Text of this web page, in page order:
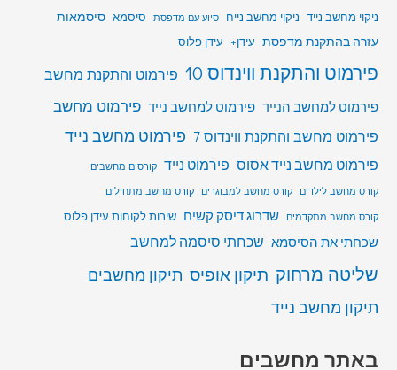
ניקוי מחשב נייד ניקוי מחשב נייח סיוע עם מדפסת סיסמא סיסמאות
עזרה בהתקנת מדפסת עידן+ עידן פלוס
פירמוט והתקנת ווינדוס 10 פירמוט והתקנת מחשב
פירמוט למחשב הנייד פירמוט למחשב נייד פירמוט מחשב
פירמוט מחשב והתקנת ווינדוס 7
פירמוט מחשב נייד
פירמוט מחשב נייד אסוס פירמוט נייד קורסים מחשבים
קורס מחשב לילדים
קורס מחשב למבוגרים
קורס מחשב מתחילים
קורס מחשב מתקדמים
שדרוג דיסק קשיח שירות לקוחות עידן פלוס
שכחתי את הסיסמא שכחתי סיסמה למחשב
שליטה מרחוק תיקון אופיס תיקון מחשבים
תיקון מחשב נייד
באתר מחשבים